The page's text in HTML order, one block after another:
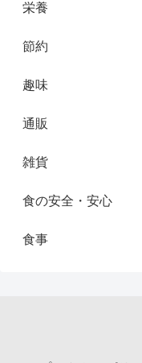
栄養
節約
趣味
通販
雑貨
食の安全・安心
食事